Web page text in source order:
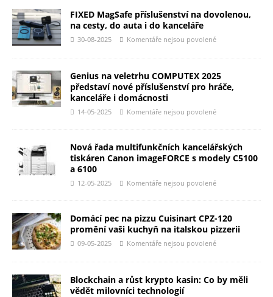
FIXED MagSafe příslušenství na dovolenou,
na cesty, do auta i do kanceláře
30-08-2025 Komentáře nejsou povolené
Genius na veletrhu COMPUTEX 2025
představí nové příslušenství pro hráče,
kanceláře i domácnosti
14-05-2025 Komentáře nejsou povolené
Nová řada multifunkčních kancelářských
tiskáren Canon imageFORCE s modely C5100
a 6100
12-05-2025 Komentáře nejsou povolené
Domácí pec na pizzu Cuisinart CPZ-120
promění vaši kuchyň na italskou pizzerii
09-05-2025 Komentáře nejsou povolené
Blockchain a růst krypto kasin: Co by měli
vědět milovníci technologií